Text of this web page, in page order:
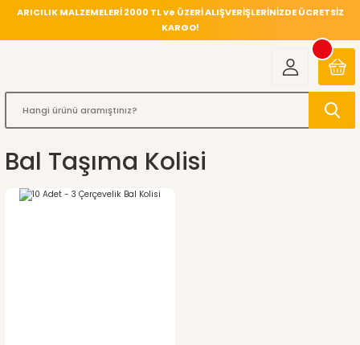
ARICILIK MALZEMELERİ 2000 TL ve ÜZERİ ALIŞVERİŞLERİNİZDE ÜCRETSİZ
KARGO!
Bal Taşıma Kolisi